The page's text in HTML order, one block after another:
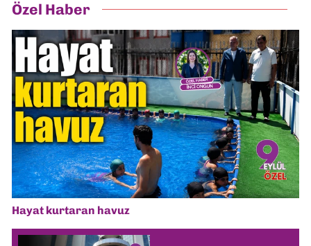
Özel Haber
Hayat kurtaran havuz